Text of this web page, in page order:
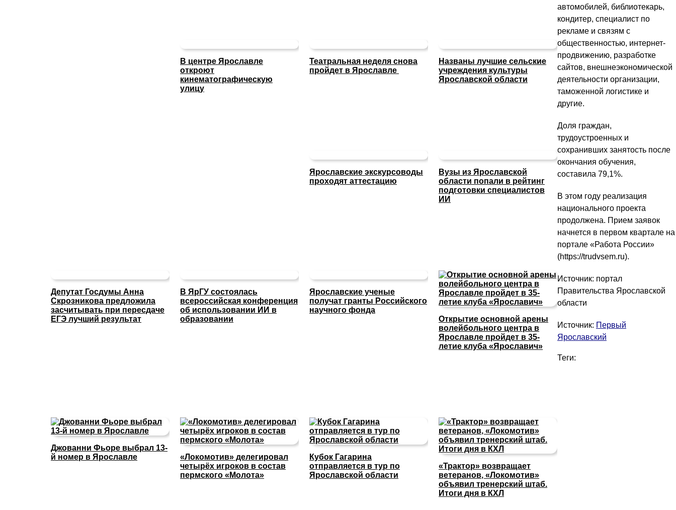
В центре Ярославле
откроют
кинематографическую
улицу
Театральная неделя снова
пройдет в Ярославле
Названы лучшие сельские
учреждения культуры
Ярославской области
Ярославские экскурсоводы
проходят аттестацию
Вузы из Ярославской
области попали в рейтинг
подготовки специалистов
ИИ
Депутат Госдумы Анна
Скрозникова предложила
засчитывать при пересдаче
ЕГЭ лучший результат
В ЯрГУ состоялась
всероссийская конференция
об использовании ИИ в
образовании
Ярославские ученые
получат гранты Российского
научного фонда
Открытие основной арены
волейбольного центра в
Ярославле пройдет в 35-
летие клуба «Ярославич»
Джованни Фьоре выбрал 13-
й номер в Ярославле
«Локомотив» делегировал
четырёх игроков в состав
пермского «Молота»
Кубок Гагарина
отправляется в тур по
Ярославской области
«Трактор» возвращает
ветеранов, «Локомотив»
объявил тренерский штаб.
Итоги дня в КХЛ
автомобилей, библиотекарь,
кондитер, специалист по
рекламе и связям с
общественностью, интернет-
продвижению, разработке
сайтов, внешнеэкономической
деятельности организации,
таможенной логистике и
другие.
Доля граждан,
трудоустроенных и
сохранивших занятость после
окончания обучения,
составила 79,1%.
В этом году реализация
национального проекта
продолжена. Прием заявок
начнется в первом квартале на
портале «Работа России»
(https://trudvsem.ru).
Источник: портал
Правительства Ярославской
области
Источник: Первый
Ярославский
Теги: